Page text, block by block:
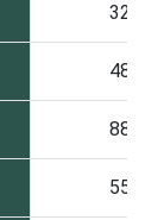
32
48
88
55